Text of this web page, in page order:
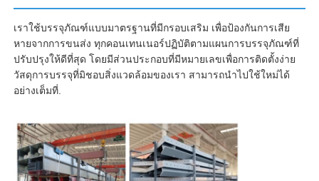
เราใช้บรรจุภัณฑ์แบบมาตรฐานที่มีกรอบเสริม เพื่อป้องกันการเสีย
หายจากการขนส่ง ทุกคอนเทนเนอร์ปฏิบัติตามแผนการบรรจุภัณฑ์ที่
ปรับปรุงให้ดีที่สุด โดยมีส่วนประกอบที่มีหมายเลขเพื่อการติดตั้งง่าย
วัสดุการบรรจุที่มิชอบสิ่งแวดล้อมของเรา สามารถนําไปใช้ใหม่ได้
อย่างเต็มที่.